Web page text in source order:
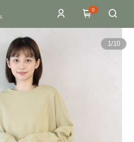
0
1/10